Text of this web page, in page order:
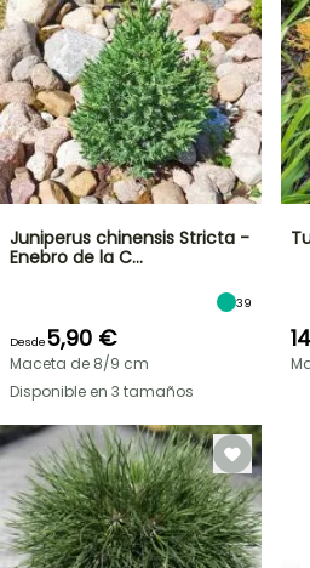
Juniperus chinensis Stricta -
Enebro de la C…
39
Desde5,90 €
Maceta de 8/9 cm
Disponible en 3 tamaños